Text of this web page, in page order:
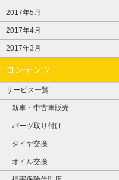
2017年5月
2017年4月
2017年3月
コンテンツ
サービス一覧
新車・中古車販売
パーツ取り付け
タイヤ交換
オイル交換